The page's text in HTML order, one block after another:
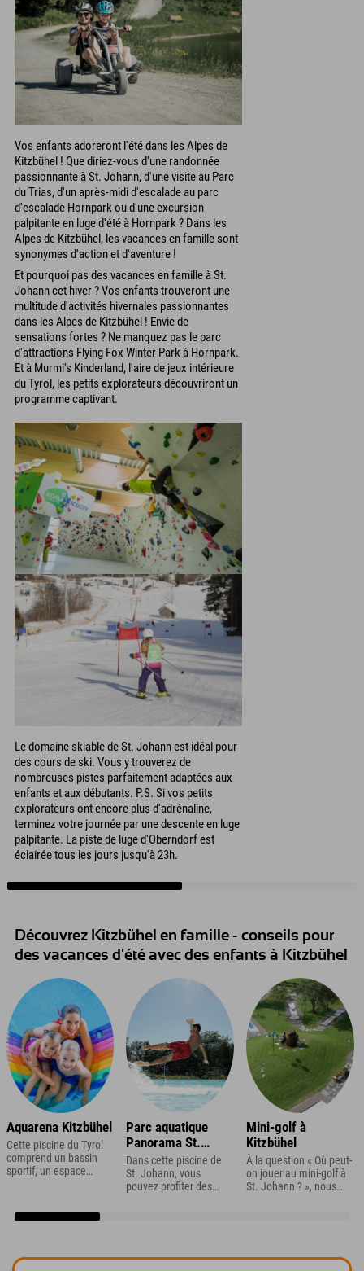
Vos enfants adoreront l'été dans les Alpes de
Kitzbühel ! Que diriez-vous d'une randonnée
passionnante à St. Johann, d'une visite au Parc
du Trias, d'un après-midi d'escalade au parc
d'escalade Hornpark ou d'une excursion
palpitante en luge d'été à Hornpark ? Dans les
Alpes de Kitzbühel, les vacances en famille sont
synonymes d'action et d'aventure !
Et pourquoi pas des vacances en famille à St.
Johann cet hiver ? Vos enfants trouveront une
multitude d'activités hivernales passionnantes
dans les Alpes de Kitzbühel ! Envie de
sensations fortes ? Ne manquez pas le parc
d'attractions Flying Fox Winter Park à Hornpark.
Et à Murmi's Kinderland, l'aire de jeux intérieure
du Tyrol, les petits explorateurs découvriront un
programme captivant.
Le domaine skiable de St. Johann est idéal pour
des cours de ski. Vous y trouverez de
nombreuses pistes parfaitement adaptées aux
enfants et aux débutants. P.S. Si vos petits
explorateurs ont encore plus d'adrénaline,
terminez votre journée par une descente en luge
palpitante. La piste de luge d'Oberndorf est
éclairée tous les jours jusqu'à 23h.
Découvrez Kitzbühel en famille - conseils pour
des vacances d'été avec des enfants à Kitzbühel
Aquarena Kitzbühel
Cette piscine du Tyrol
comprend un bassin
sportif, un espace
espace séparé pour les
tout-petits.
Parc aquatique
Panorama St.
Johann
Dans cette piscine de
St. Johann, vous
pouvez profiter des
Mini-golf à
Kitzbühel
À la question « Où peut-
on jouer au mini-golf à
St. Johann ? », nous